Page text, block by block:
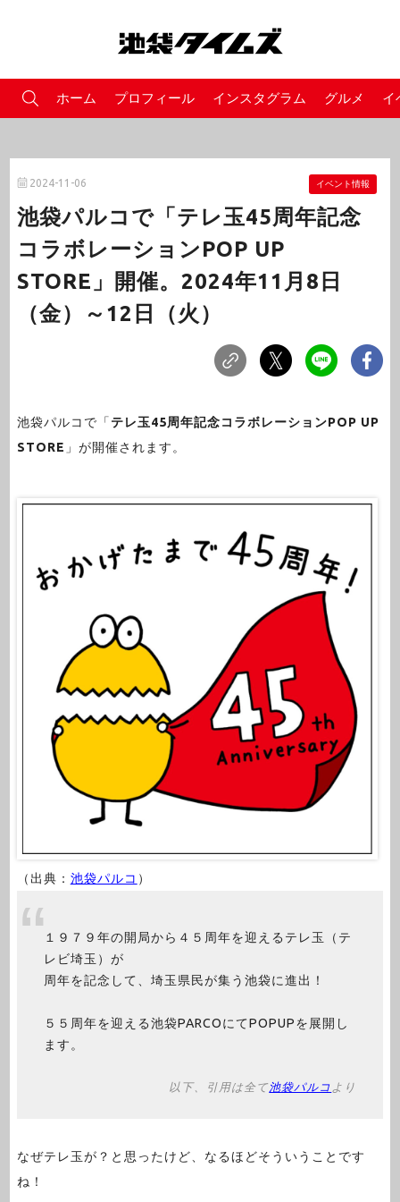
ホーム プロフィール インスタグラム グルメ イ
2024-11-06 イベント情報
池袋パルコで「テレ玉45周年記念
コラボレーションPOP UP
STORE」開催。2024年11月8日
（金）～12日（火）
池袋パルコで「 テレ玉45周年記念コラボレーションPOP UP
STORE 」が開催されます。
（出典： 池袋パルコ ）
１９７９年の開局から４５周年を迎えるテレ玉（テ
レビ埼玉）が
周年を記念して、埼玉県民が集う池袋に進出！
５５周年を迎える池袋PARCOにてPOPUPを展開し
ます。
以下、引用は全て 池袋パルコ より
なぜテレ玉が？と思ったけど、なるほどそういうことです
ね！